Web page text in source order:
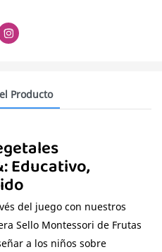
Producto
Educativo,
del juego con nuestros
Sello Montessori de Frutas
a los niños sobre